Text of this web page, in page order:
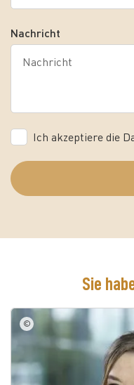
Nachricht
Ich akzeptiere die
Sie